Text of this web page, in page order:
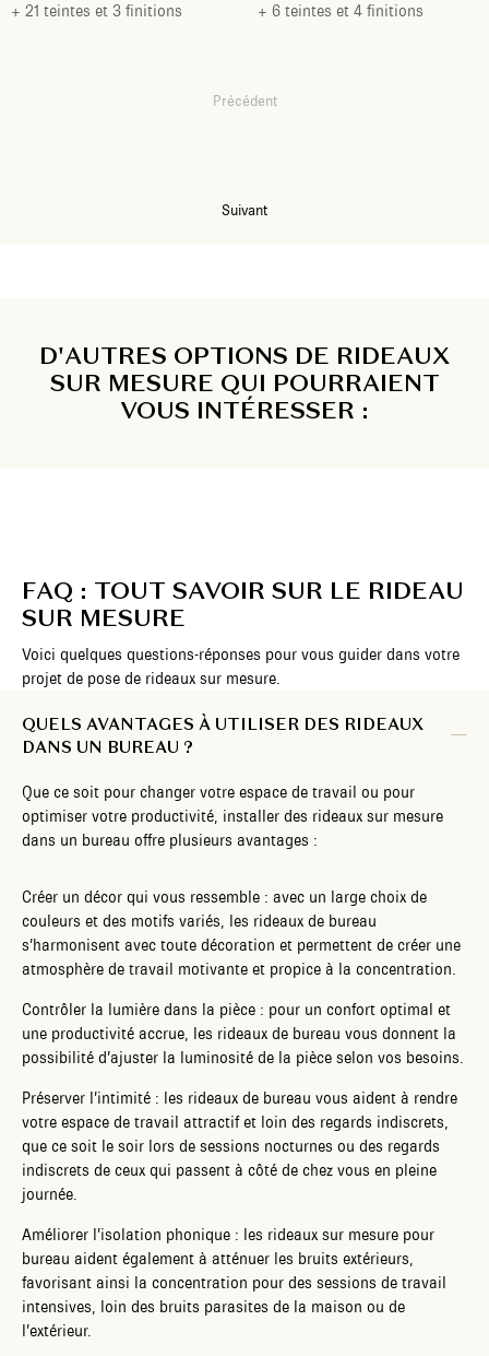
+ 21 teintes et 3 finitions + 6 teintes et 4 finitions
Précédent
Suivant
D'AUTRES OPTIONS DE RIDEAUX
SUR MESURE QUI POURRAIENT
VOUS INTÉRESSER :
FAQ : TOUT SAVOIR SUR LE RIDEAU
SUR MESURE
Voici quelques questions-réponses pour vous guider dans votre
projet de pose de rideaux sur mesure.
QUELS AVANTAGES À UTILISER DES RIDEAUX
DANS UN BUREAU ?
Que ce soit pour changer votre espace de travail ou pour
optimiser votre productivité, installer des rideaux sur mesure
dans un bureau offre plusieurs avantages :
Créer un décor qui vous ressemble : avec un large choix de
couleurs et des motifs variés, les rideaux de bureau
s’harmonisent avec toute décoration et permettent de créer une
atmosphère de travail motivante et propice à la concentration.
Contrôler la lumière dans la pièce : pour un confort optimal et
une productivité accrue, les rideaux de bureau vous donnent la
possibilité d’ajuster la luminosité de la pièce selon vos besoins.
Préserver l’intimité : les rideaux de bureau vous aident à rendre
votre espace de travail attractif et loin des regards indiscrets,
que ce soit le soir lors de sessions nocturnes ou des regards
indiscrets de ceux qui passent à côté de chez vous en pleine
journée.
Améliorer l’isolation phonique : les rideaux sur mesure pour
bureau aident également à atténuer les bruits extérieurs,
favorisant ainsi la concentration pour des sessions de travail
intensives, loin des bruits parasites de la maison ou de
l’extérieur.